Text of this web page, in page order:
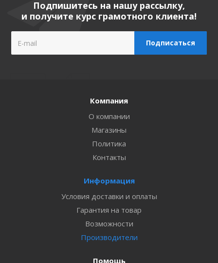
Подпишитесь на нашу рассылку,
и получите курс грамотного клиента!
Компания
О компании
Магазины
Политика
Контакты
Информация
Условия доставки и оплаты
Гарантия на товар
Возможности
Производители
Помощь